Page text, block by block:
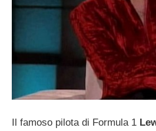
Il famoso pilota di Formula 1